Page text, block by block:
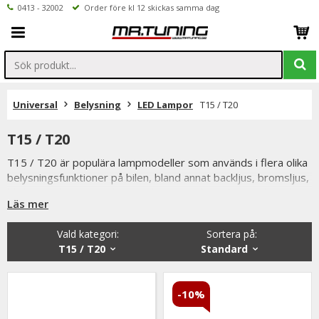
0413 - 32002 Order före kl 12 skickas samma dag
Universal Belysning LED Lampor T15 / T20
T15 / T20
T15 / T20 är populära lampmodeller som används i flera olika
belysningsfunktioner på bilen, bland annat backljus, bromsljus,
breda användning är T15- och T20-lampor vanliga på både
äldre och moderna fordon.
T15 och T20 finns som traditionella glödlampor och moderna
LED-lampor. Många bilägare väljer att uppgradera till LED för
att få starkare ljus, snabbare respons och längre livslängd.
Särskilt vid användning som backljus kan en LED-uppgradering
ge en tydlig förbättring av sikten bakom fordonet.
Läs mer
Sortera på:
Standard
Vald kategori:
T15 / T20
-10%